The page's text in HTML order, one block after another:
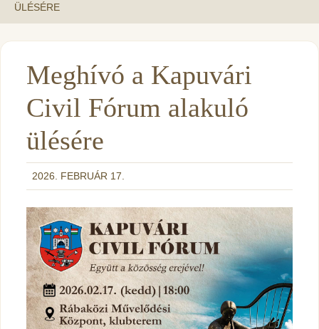
ÜLÉSÉRE
Meghívó a Kapuvári
Civil Fórum alakuló
ülésére
2026. FEBRUÁR 17.